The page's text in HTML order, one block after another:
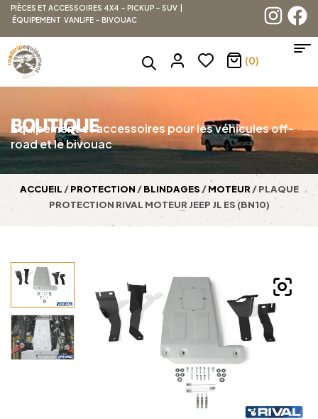
PIÈCES ET ACCESSOIRES 4X4 – PICKUP – SUV |
ÉQUIPEMENT VANLIFE – BIVOUAC
(0)
BOUTIQUE
Équipement et accessoires pour les véhicules off-
road et le bivouac
ACCUEIL /PROTECTION /BLINDAGES /MOTEUR / PLAQUE
PROTECTION RIVAL MOTEUR JEEP JL ES (BN10)